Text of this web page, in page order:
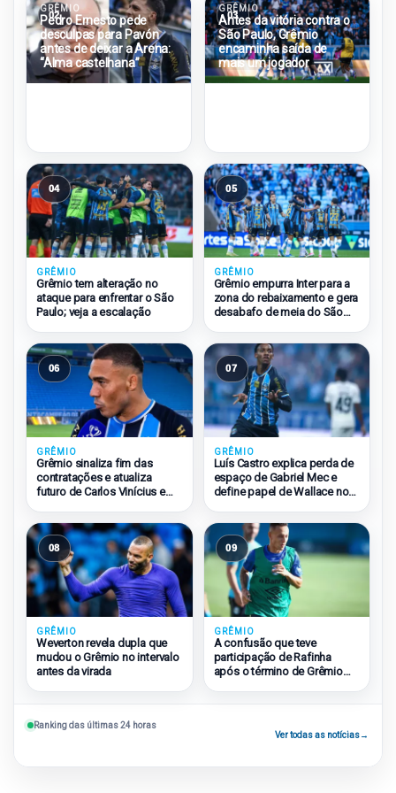
02
GRÊMIO
Pedro Ernesto pede
desculpas para Pavón
antes de deixar a Arena:
“Alma castelhana”
03
GRÊMIO
Antes da vitória contra o
São Paulo, Grêmio
encaminha saída de
mais um jogador
04
GRÊMIO
Grêmio tem alteração no
ataque para enfrentar o São
Paulo; veja a escalação
05
GRÊMIO
Grêmio empurra Inter para a
zona do rebaixamento e gera
desabafo de meia do São
06
GRÊMIO
Grêmio sinaliza fim das
contratações e atualiza
futuro de Carlos Vinícius e
07
GRÊMIO
Luís Castro explica perda de
espaço de Gabriel Mec e
define papel de Wallace no
08
GRÊMIO
Weverton revela dupla que
mudou o Grêmio no intervalo
antes da virada
09
GRÊMIO
A confusão que teve
participação de Rafinha
após o término de Grêmio
Ranking das últimas 24 horas
Ver todas as notícias→